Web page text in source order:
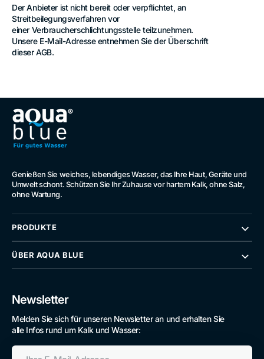
Der Anbieter ist nicht bereit oder verpflichtet, an
Streitbeilegungsverfahren vor
einer Verbraucherschlichtungsstelle teilzunehmen.
Unsere E-Mail-Adresse entnehmen Sie der Überschrift
dieser AGB.
Genießen Sie weiches, lebendiges Wasser, das Ihre Haut, Geräte und
Umwelt schont. Schützen Sie Ihr Zuhause vor hartem Kalk, ohne Salz,
ohne Wartung.
PRODUKTE
ÜBER AQUA BLUE
Newsletter
Melden Sie sich für unseren Newsletter an und erhalten Sie
alle Infos rund um Kalk und Wasser:
Ihre